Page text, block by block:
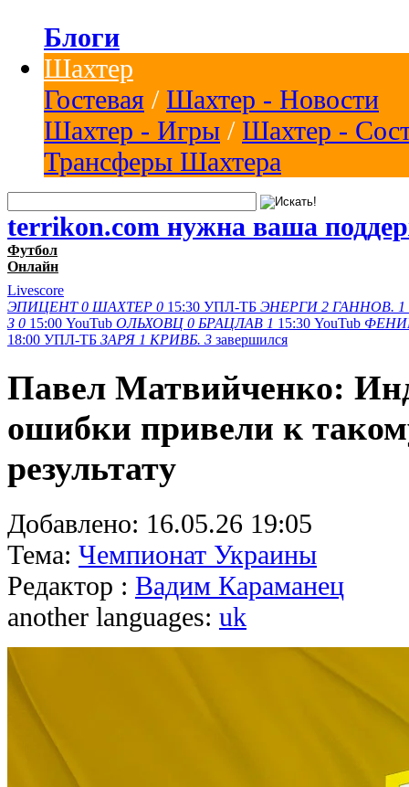
Блоги
Шахтер
Гостевая / Шахтер - Новости
Шахтер - Игры / Шахтер -
Трансферы Шахтера
terrikon.com нужна ваша
Футбол
Онлайн
Livescore
ЭПИЦЕНТ 0 ШАХТЕР 0 15:30 УПЛ-ТБ ЭНЕРГИ 2 ГАННОВ. 1
З 0 15:00 YouTub ОЛЬХОВЦ 0 БРАЦЛАВ 1 15:30 YouTub
18:00 УПЛ-ТБ ЗАРЯ 1 КРИВБ. 3 завершился
Павел Матвийченко:
ошибки привели к
результату
Добавлено: 16.05.26 19:05
Тема: Чемпионат Украины
Редактор : Вадим Караманец
another languages: uk